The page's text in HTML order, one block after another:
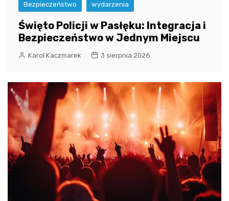
Bezpieczeństwo wydarzenia
Święto Policji w Pasłęku: Integracja i
Bezpieczeństwo w Jednym Miejscu
Karol Kaczmarek 3 sierpnia 2026